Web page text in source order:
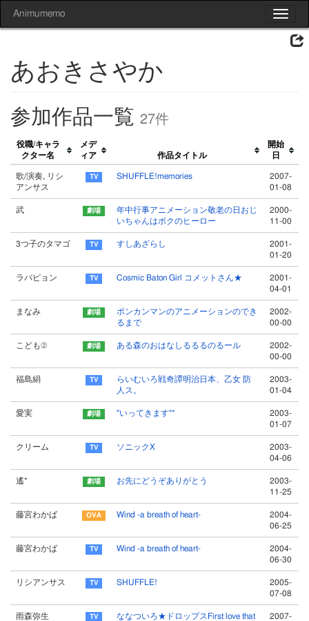
Toggle
Animumemo
あおきさやか
参加作品一覧 27件
役職/キャラ
クター名
メデ
ィア
作品タイトル
開始
日
歌/演奏, リシ
アンサス
SHUFFLE!memories
2007-
01-08
武
年中行事アニメーション敬老の日おじ
いちゃんはボクのヒーロー
2000-
11-00
3つ子のタマゴ すしあざらし
2001-
01-20
ラバピョン Cosmic Baton Girl コメットさん★
2001-
04-01
まなみ
ポンカンマンのアニメーションのでき
るまで
2002-
00-00
こども② ある森のおはなしるるるのるール
2002-
00-00
福島絹
らいむいろ戦奇譚明治日本、乙女 防
人ス。
2003-
01-04
愛実 "いってきます"*
2003-
01-07
クリーム ソニックX
2003-
04-06
遙* お先にどうぞありがとう
2003-
11-25
藤宮わかば Wind -a breath of heart-
2004-
06-25
藤宮わかば Wind -a breath of heart-
2004-
06-30
リシアンサス SHUFFLE!
2005-
07-08
雨森弥生
ななついろ★ドロップスFirst love that
2007-